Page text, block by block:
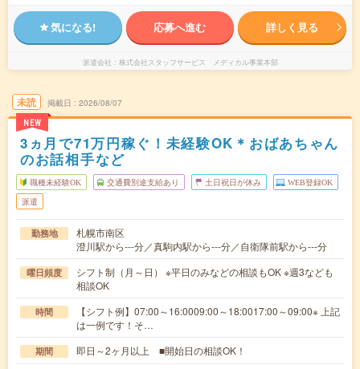
気になる! 応募へ進む 詳しく見る
派遣会社 株式会社スタッフサービス メディカル事業本部
未読
NEW
掲載日 2026/08/07
3ヵ月で71万円稼ぐ！未経験OK＊おばあちゃん
のお話相手など
職種未経験OK 交通費別途支給あり 土日祝日が休み WEB登録OK
派遣
勤務地
札幌市南区
澄川駅から---分／真駒内駅から---分／自衛隊前駅から---分
曜日頻度
シフト制（月～日） ※平日のみなどの相談もOK ※週3なども
相談OK
時間
【シフト例】07:00～16:0009:00～18:0017:00～09:00※ 上記
は一例です！そ…
期間 即日～2ヶ月以上 ■開始日の相談OK！